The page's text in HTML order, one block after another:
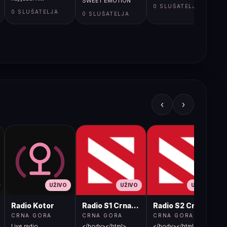
0 SLUŠATELJA 0 SLUŠATELJA
0 SLUŠATELJA
‹ ›
UŽIVO
Radio Kotor
CRNA GORA
UŽIVO
Radio S1 Crna Gora
CRNA GORA
UŽIVO
Radio S2 Crna Gora
CRNA GORA